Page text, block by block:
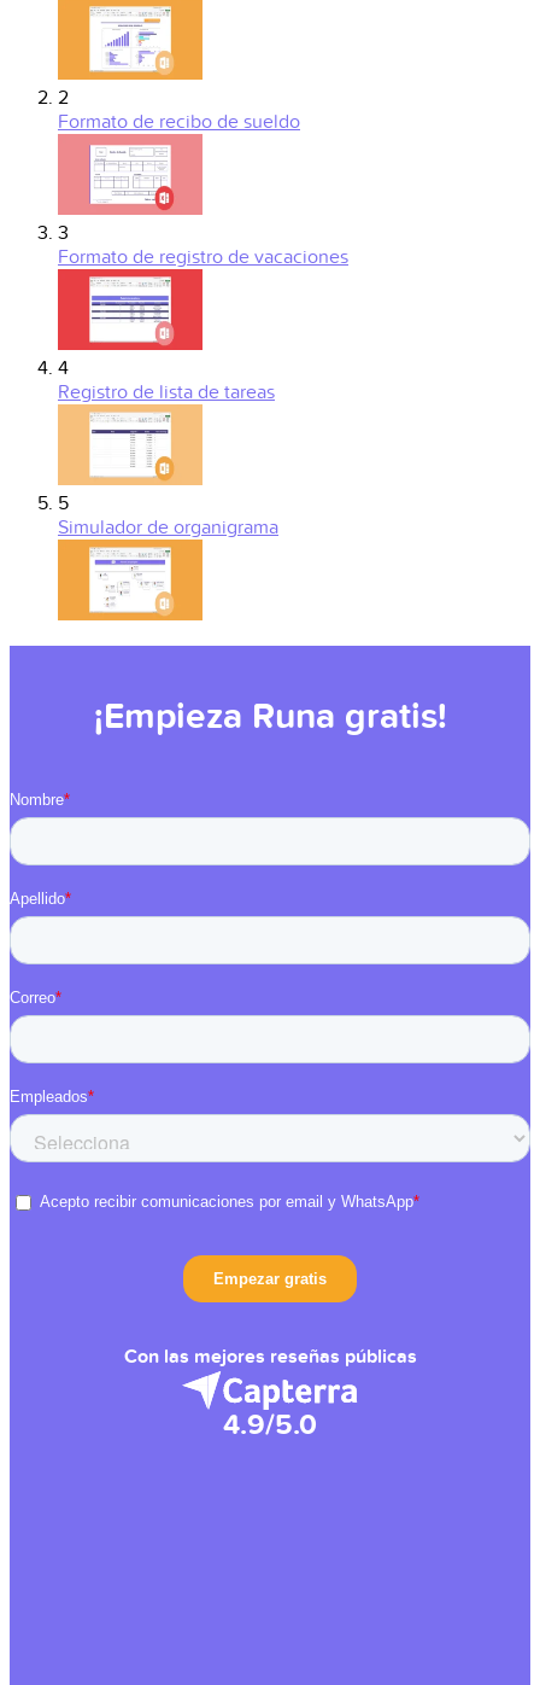
2
Formato de recibo de sueldo
3
Formato de registro de vacaciones
4
Registro de lista de tareas
5
Simulador de organigrama
¡Empieza Runa gratis!
Con las mejores reseñas públicas
4.9/5.0